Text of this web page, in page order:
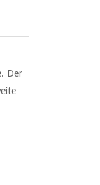
Der